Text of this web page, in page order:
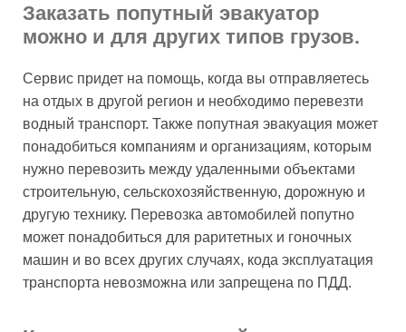
Заказать попутный эвакуатор
можно и для других типов грузов.
Сервис придет на помощь, когда вы отправляетесь
на отдых в другой регион и необходимо перевезти
водный транспорт. Также попутная эвакуация может
понадобиться компаниям и организациям, которым
нужно перевозить между удаленными объектами
строительную, сельскохозяйственную, дорожную и
другую технику. Перевозка автомобилей попутно
может понадобиться для раритетных и гоночных
машин и во всех других случаях, кода эксплуатация
транспорта невозможна или запрещена по ПДД.